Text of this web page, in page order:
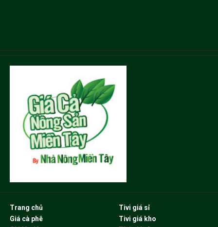
Trang chủ
Giá cà phê
Tivi giá sỉ
Tivi giá kho